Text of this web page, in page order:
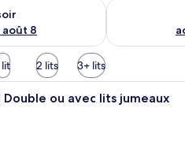
août 8
pour ce soir août 7 - août 8
Vérifier la
lit 2 lits 3+ lits
Une chambre à coucher
ou avec lits jumeaux